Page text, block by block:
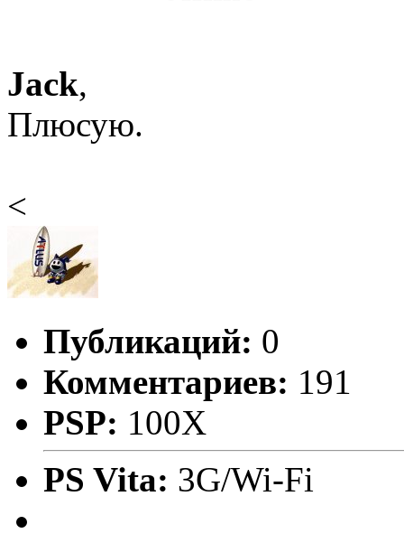
Jack,
Плюсую.
<
Публикаций: 0
Комментариев: 191
PSP: 100X
PS Vita: 3G/Wi-Fi